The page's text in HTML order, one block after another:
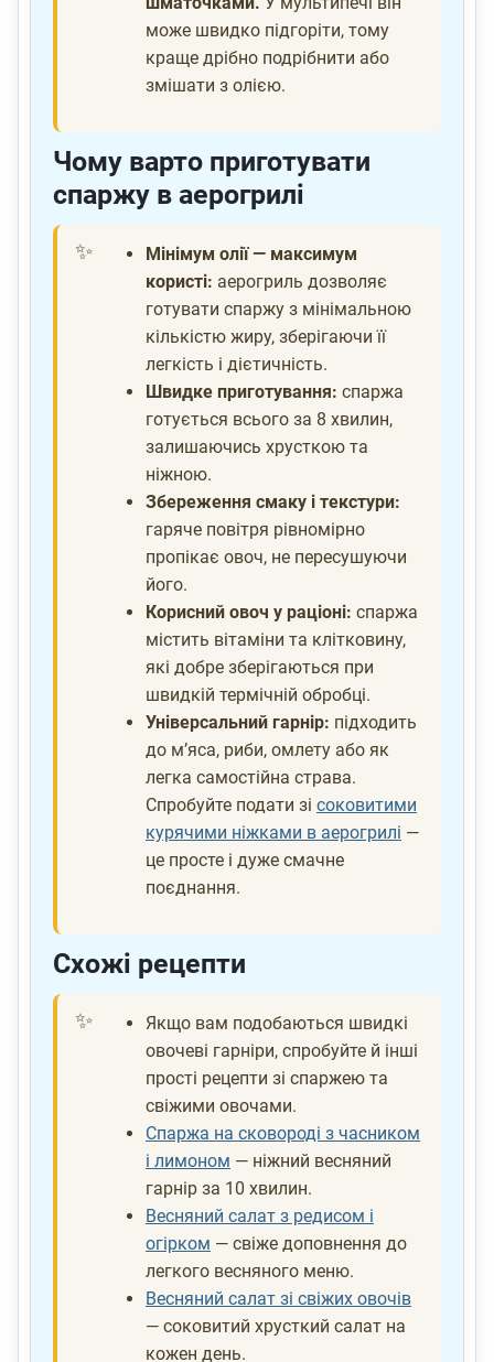
може швидко підгоріти, тому
краще дрібно подрібнити або
змішати з олією.
Чому варто приготувати
спаржу в аерогрилі
Мінімум олії — максимум
користі: аерогриль дозволяє
готувати спаржу з мінімальною
кількістю жиру, зберігаючи її
легкість і дієтичність.
Швидке приготування: спаржа
готується всього за 8 хвилин,
залишаючись хрусткою та
ніжною.
Збереження смаку і текстури:
гаряче повітря рівномірно
пропікає овоч, не пересушуючи
його.
Корисний овоч у раціоні: спаржа
містить вітаміни та клітковину,
які добре зберігаються при
швидкій термічній обробці.
Універсальний гарнір: підходить
до м’яса, риби, омлету або як
легка самостійна страва.
Спробуйте подати зі соковитими
курячими ніжками в аерогрилі —
це просте і дуже смачне
поєднання.
Схожі рецепти
Якщо вам подобаються швидкі
овочеві гарніри, спробуйте й інші
прості рецепти зі спаржею та
свіжими овочами.
Спаржа на сковороді з часником
і лимоном — ніжний весняний
гарнір за 10 хвилин.
Весняний салат з редисом і
огірком — свіже доповнення до
легкого весняного меню.
Весняний салат зі свіжих овочів
— соковитий хрусткий салат на
кожен день.